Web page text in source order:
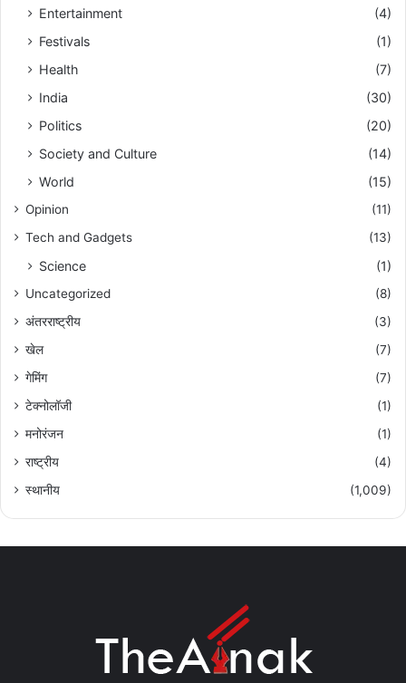
Entertainment
(4)
Festivals
(1)
Health
(7)
India
(30)
Politics
(20)
Society and Culture
(14)
World
(15)
Opinion
(11)
Tech and Gadgets
(13)
Science (1)
Uncategorized
(8)
अंतरराष्ट्रीय
(3)
खेल
(7)
गेमिंग
(7)
टेक्नोलॉजी
(1)
मनोरंजन
(1)
राष्ट्रीय
(4)
स्थानीय
(1,009)